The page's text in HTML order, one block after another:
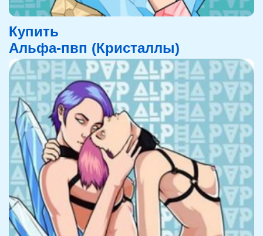
Купить
Альфа-пвп (Кристаллы)